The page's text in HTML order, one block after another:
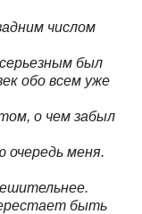
числом
был
обо всем уже
о чем забыл
меня.
быть